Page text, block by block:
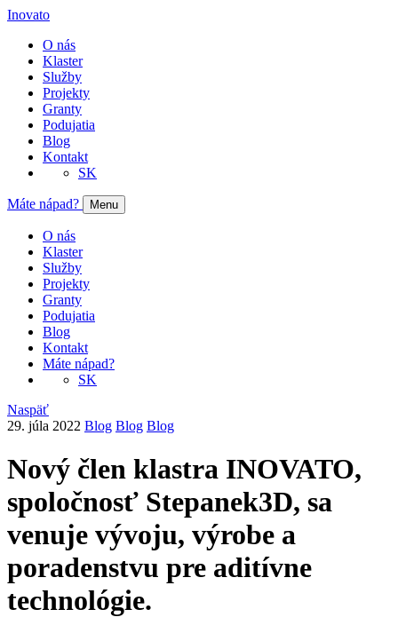
Inovato
O nás
Klaster
Služby
Projekty
Granty
Podujatia
Blog
Kontakt
SK
Máte nápad? Menu
O nás
Klaster
Služby
Projekty
Granty
Podujatia
Blog
Kontakt
Máte nápad?
SK
Naspäť
29. júla 2022 Blog Blog Blog
Nový člen klastra INOVATO,
spoločnosť Stepanek3D, sa
venuje vývoju, výrobe a
poradenstvu pre aditívne
technológie.